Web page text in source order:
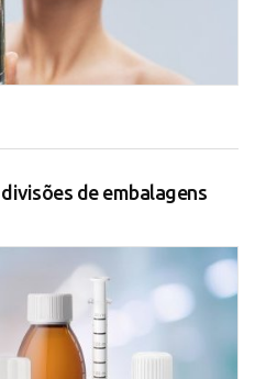
de embalagens